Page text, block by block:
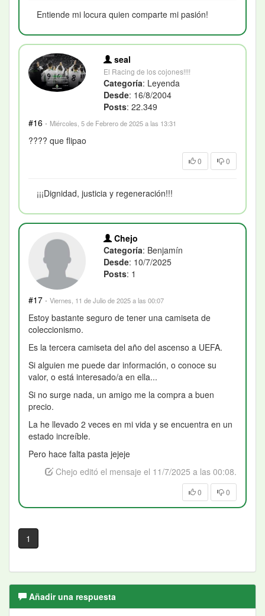
Entiende mi locura quien comparte mi pasión!
seal
El Racing de los cojones!!!!
Categoría: Leyenda
Desde: 16/8/2004
Posts: 22.349
#16 · Miércoles, 5 de Febrero de 2025 a las 13:31
???? que flipao
0 0
¡¡¡Dignidad, justicia y regeneración!!!
Chejo
Categoría: Benjamín
Desde: 10/7/2025
Posts: 1
#17 · Viernes, 11 de Julio de 2025 a las 00:07
Estoy bastante seguro de tener una camiseta de
coleccionismo.
Es la tercera camiseta del año del ascenso a UEFA.
Si alguien me puede dar información, o conoce su
valor, o está interesado/a en ella...
Si no surge nada, un amigo me la compra a buen
precio.
La he llevado 2 veces en mi vida y se encuentra en un
estado increíble.
Pero hace falta pasta jejeje
Chejo editó el mensaje el 11/7/2025 a las 00:08.
0 0
1
Añadir una respuesta